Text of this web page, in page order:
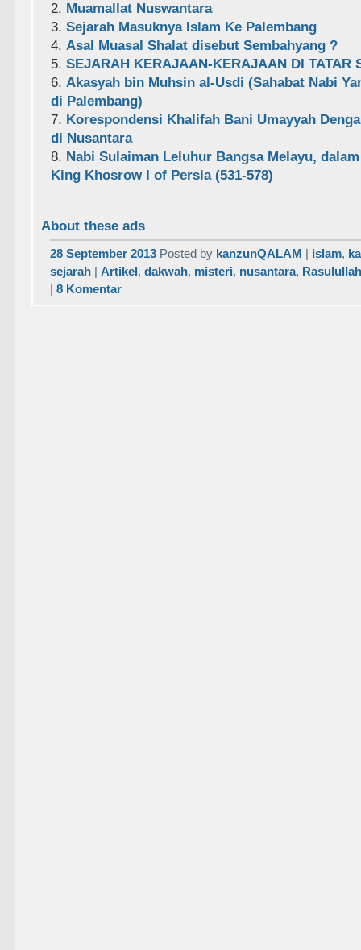
2. Muamallat Nuswantara
3.Sejarah Masuknya Islam Ke Palembang
4. Asal Muasal Shalat disebut Sembahyang ?
5.SEJARAH KERAJAAN-KERAJAAN DI TATAR
6. Akasyah bin Muhsin al-Usdi (Sahabat Nabi
di Palembang)
7. Korespondensi Khalifah Bani Umayyah
di Nusantara
8. Nabi Sulaiman Leluhur Bangsa Melayu,
King Khosrow I of Persia (531-578)
About these ads
28 September 2013 Posted by kanzunQALAM | islam,
sejarah |Artikel,dakwah, misteri, nusantara,
|8 Komentar